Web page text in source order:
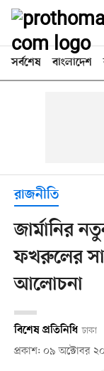
সর্বশেষ বাংলাদেশ
রাজনীতি
জার্মানির
ফখরুলের
আলোচনা
বিশেষ প্রতিনিধি ঢাকা
প্রকাশ: ০৯ অক্টোবর